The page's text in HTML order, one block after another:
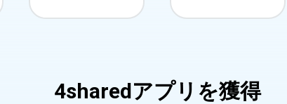
4sharedアプリを獲得